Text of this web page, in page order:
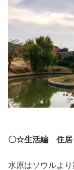
〇☆生活編 住居
水原はソウルよ